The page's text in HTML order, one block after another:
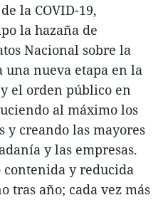
la COVID-19,
la hazaña de
Nacional sobre la
una nueva etapa en la
el orden público en
al máximo los
creando las mayores
y las empresas.
y reducida
tras año; cada vez más